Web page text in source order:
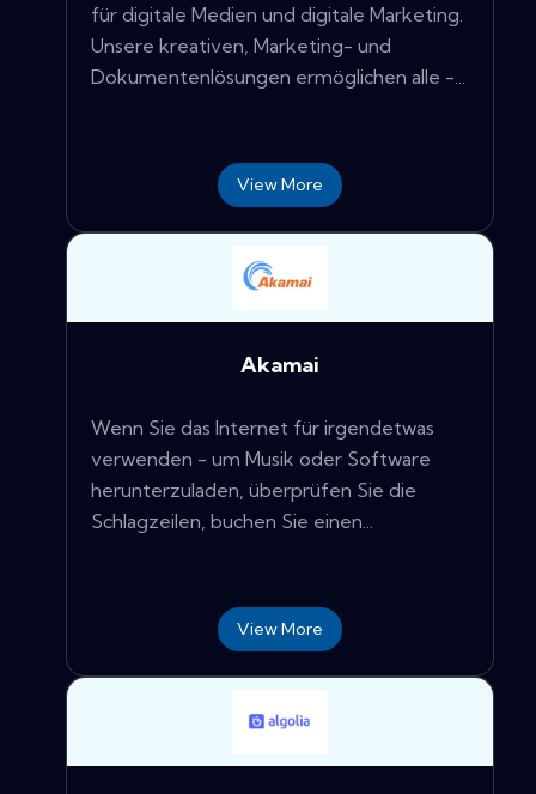
für digitale Medien und digitale Marketing.
Unsere kreativen, Marketing- und
Dokumentenlösungen ermöglichen alle -...
View More
Akamai
Wenn Sie das Internet für irgendetwas
verwenden - um Musik oder Software
herunterzuladen, überprüfen Sie die
Schlagzeilen, buchen Sie einen...
View More